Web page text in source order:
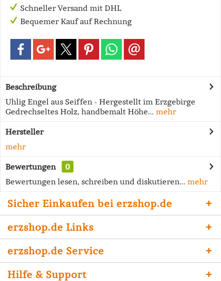
Schneller Versand mit DHL
Bequemer Kauf auf Rechnung
Beschreibung
Uhlig Engel aus Seiffen - Hergestellt im Erzgebirge
Gedrechseltes Holz, handbemalt Höhe... mehr
Hersteller
mehr
Bewertungen
0
Bewertungen lesen, schreiben und diskutieren... mehr
Sicher Einkaufen bei erzshop.de
erzshop.de Links
erzshop.de Service
Hilfe & Support